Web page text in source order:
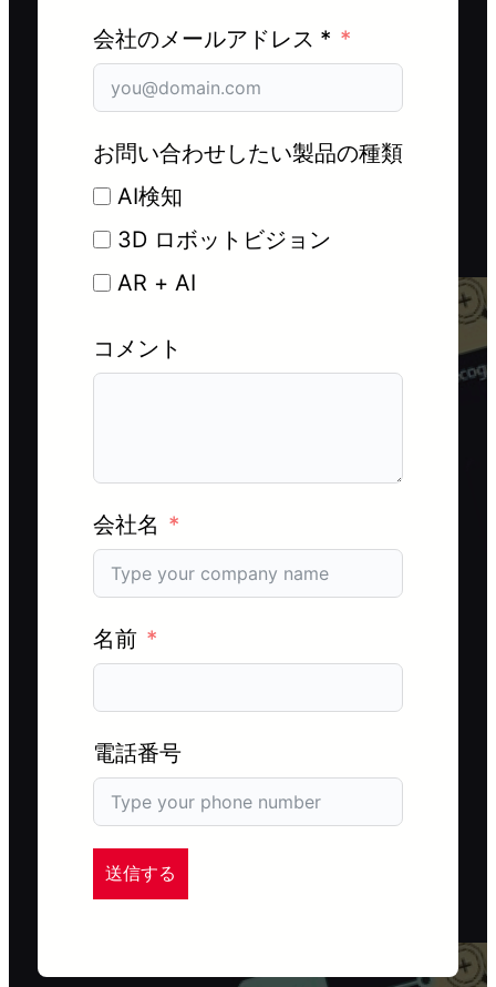
会社のメールアドレス *
お問い合わせしたい製品の種類
AI検知
3D ロボットビジョン
AR + AI
コメント
会社名
名前
電話番号
送信する